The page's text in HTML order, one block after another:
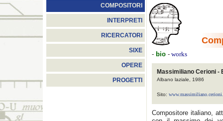
COMPOSITORI
INTERPRETI
RICERCATORI
SIXE
OPERE
PROGETTI
- bio - works
Massimiliano Cerioni -
Albano laziale, 1986
Sito:
Compositore italiano,